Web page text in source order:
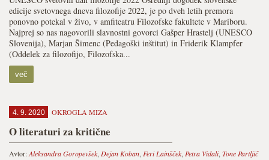
edicije svetovnega dneva filozofije 2022, je po dveh letih premora
ponovno potekal v živo, v amfiteatru Filozofske fakultete v Mariboru.
Najprej so nas nagovorili slavnostni govorci Gašper Hrastelj (UNESCO
Slovenija), Marjan Šimenc (Pedagoški inštitut) in Friderik Klampfer
(Oddelek za filozofijo, Filozofska...
več
4. 9. 2020 OKROGLA MIZA
O literaturi za kritične
Avtor:Aleksandra Goropevšek, Dejan Koban, Feri Lainšček, Petra Vidali, Tone Partljič